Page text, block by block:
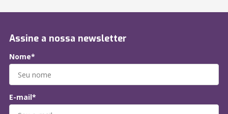
Assine a nossa newsletter
Nome*
E-mail*